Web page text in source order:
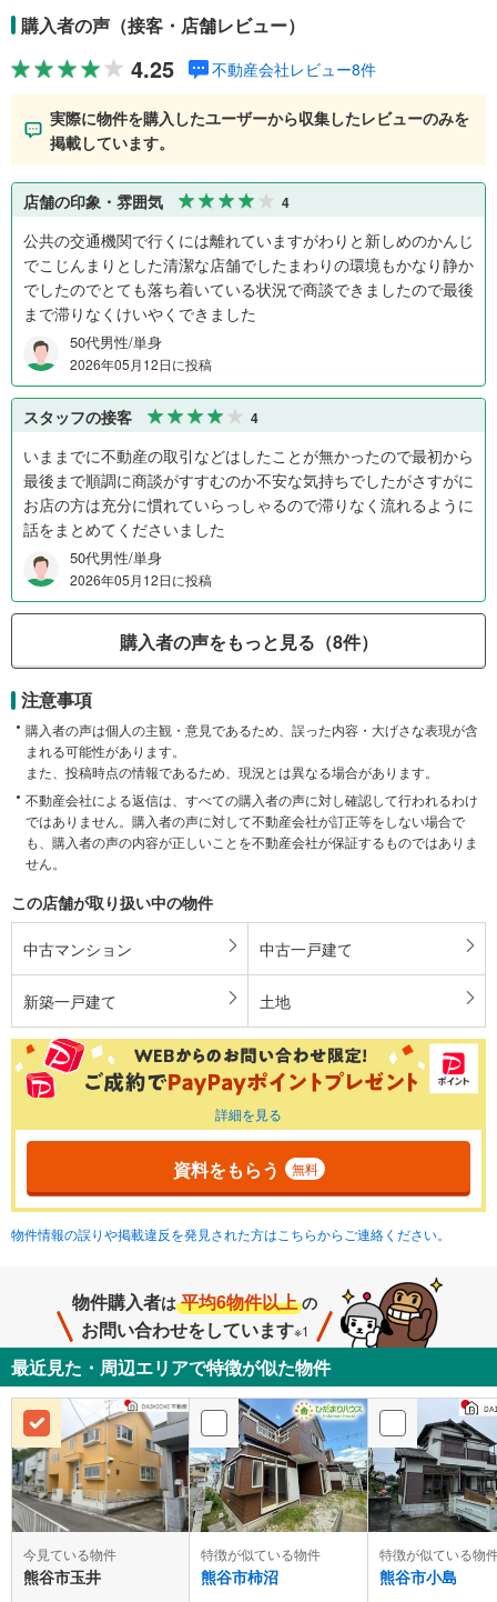
購入者の声（接客・店舗レビュー）
4.25 不動産会社レビュー8件
実際に物件を購入したユーザーから収集したレビューのみを
掲載しています。
店舗の印象・雰囲気 4
公共の交通機関で行くには離れていますがわりと新しめのかんじ
でこじんまりとした清潔な店舗でしたまわりの環境もかなり静か
でしたのでとても落ち着いている状況で商談できましたので最後
まで滞りなくけいやくできました
50代男性/単身
2026年05月12日に投稿
スタッフの接客 4
いままでに不動産の取引などはしたことが無かったので最初から
最後まで順調に商談がすすむのか不安な気持ちでしたがさすがに
お店の方は充分に慣れていらっしゃるので滞りなく流れるように
話をまとめてくださいました
50代男性/単身
2026年05月12日に投稿
購入者の声をもっと見る（8件）
注意事項
購入者の声は個人の主観・意見であるため、誤った内容・大げさな表現が含
まれる可能性があります。
また、投稿時点の情報であるため、現況とは異なる場合があります。
不動産会社による返信は、すべての購入者の声に対し確認して行われるわけ
ではありません。購入者の声に対して不動産会社が訂正等をしない場合で
も、購入者の声の内容が正しいことを不動産会社が保証するものではありま
せん。
この店舗が取り扱い中の物件
中古マンション 中古一戸建て
新築一戸建て 土地
詳細を見る
資料をもらう 無料
物件情報の誤りや掲載違反を発見された方はこちらからご連絡ください。
物件購入者は 平均6物件以上 の
お問い合わせをしています※1
最近見た・周辺エリアで特徴が似た物件
今見ている物件
熊谷市玉井
特徴が似ている物件
熊谷市柿沼
特徴が似ている物
熊谷市小島